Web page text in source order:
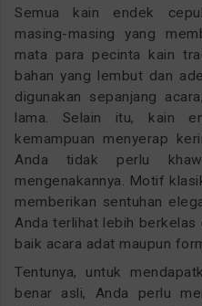
Semua kain endek
masing-masing yang
mata para pecinta kain
bahan yang lembut dan
digunakan sepanjang
lama. Selain itu, kain
kemampuan menyerap
Anda tidak perlu
mengenakannya. Motif
memberikan sentuhan
Anda terlihat lebih berkelas
baik acara adat maupun
Tentunya, untuk
benar asli, Anda perlu